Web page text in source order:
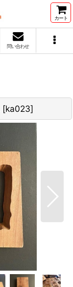
カート
問い合わせ
[ka023]